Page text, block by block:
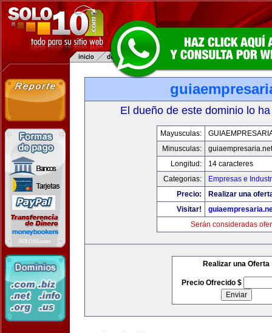
El dueño de este dominio lo
Mayusculas:
Minusculas:
guiaempresaria.net
Longitud:
14 caracteres
Categorias:
Empresas e
Precio:
Realizar una
Visitar!
Serán consideradas
Realizar una Oferta
Precio Ofrecido $